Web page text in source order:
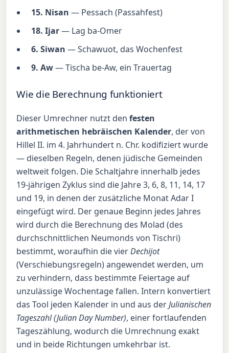
15. Nisan — Pessach (Passahfest)
18. Ijar— Lag ba-Omer
6. Siwan — Schawuot, das Wochenfest
9. Aw— Tischa be-Aw, ein Trauertag
Wie die Berechnung funktioniert
Dieser Umrechner nutzt denfesten
arithmetischen hebräischen Kalender, der von
Hillel II. im 4. Jahrhundert n. Chr. kodifiziert wurde
— dieselben Regeln, denen jüdische Gemeinden
weltweit folgen. Die Schaltjahre innerhalb jedes
19-jährigen Zyklus sind die Jahre 3, 6, 8, 11, 14, 17
und 19, in denen der zusätzliche Monat Adar I
eingefügt wird. Der genaue Beginn jedes Jahres
wird durch die Berechnung des Molad (des
durchschnittlichen Neumonds von Tischri)
bestimmt, woraufhin die vierDechijot
(Verschiebungsregeln) angewendet werden, um
zu verhindern, dass bestimmte Feiertage auf
unzulässige Wochentage fallen. Intern konvertiert
das Tool jeden Kalender in und aus derJulianischen
Tageszahl (Julian Day Number), einer fortlaufenden
Tageszählung, wodurch die Umrechnung exakt
und in beide Richtungen umkehrbar ist.